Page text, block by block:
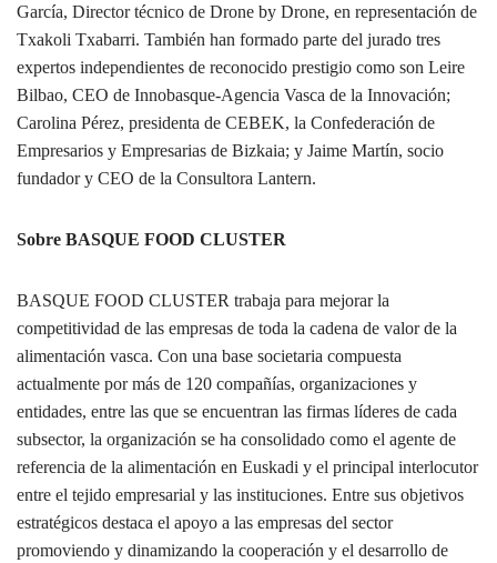
García, Director técnico de Drone by Drone, en representación de
Txakoli Txabarri. También han formado parte del jurado tres
expertos independientes de reconocido prestigio como son Leire
Bilbao, CEO de Innobasque-Agencia Vasca de la Innovación;
Carolina Pérez, presidenta de CEBEK, la Confederación de
Empresarios y Empresarias de Bizkaia; y Jaime Martín, socio
fundador y CEO de la Consultora Lantern.
Sobre BASQUE FOOD CLUSTER
BASQUE FOOD CLUSTER trabaja para mejorar la
competitividad de las empresas de toda la cadena de valor de la
alimentación vasca. Con una base societaria compuesta
actualmente por más de 120 compañías, organizaciones y
entidades, entre las que se encuentran las firmas líderes de cada
subsector, la organización se ha consolidado como el agente de
referencia de la alimentación en Euskadi y el principal interlocutor
entre el tejido empresarial y las instituciones. Entre sus objetivos
estratégicos destaca el apoyo a las empresas del sector
promoviendo y dinamizando la cooperación y el desarrollo de